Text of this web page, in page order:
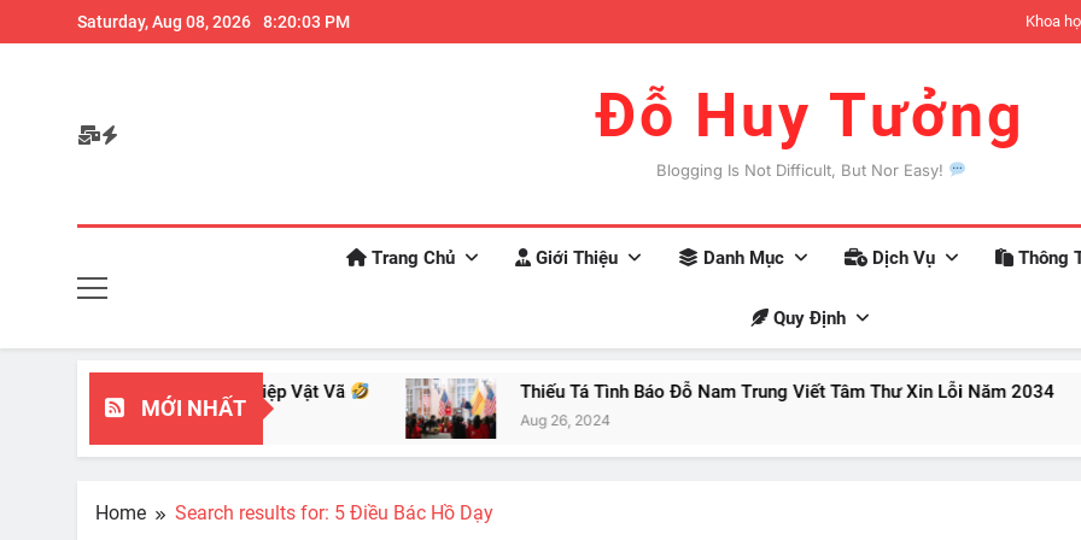
to
Saturday, Aug 08, 2026 8:20:04 PM
khi bạn thường xuyên ăn đêm Khoa
Đỗ Huy Tưởng
Blogging Is Not Difficult, But Nor Easy!
Trang Chủ Giới Thiệu Danh Mục Dịch Vụ Thông
Quy Định
MỚI NHẤT
Nhìn Chuyên Nghiệp Vật Vã Thiếu Tá Tình Báo Đỗ Nam Trung Viết Tâm Thư Xin Lỗi Năm 2034
Aug 26, 2024
Home Search results for: 5 Điều Bác Hồ Dạy